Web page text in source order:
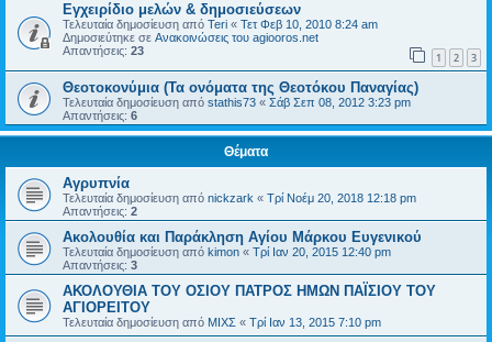
Εγχειρίδιο μελών & δημοσιεύσεων
Τελευταία δημοσίευση από Teri « Τετ Φεβ 10, 2010 8:24 am
Δημοσιεύτηκε σε Ανακοινώσεις του agiooros.net
Απαντήσεις: 23 1 2 3
Θεοτοκονύμια (Τα ονόματα της Θεοτόκου Παναγίας)
Τελευταία δημοσίευση από stathis73 « Σάβ Σεπ 08, 2012 3:23 pm
Απαντήσεις: 6
Θέματα
Aγρυπνία
Τελευταία δημοσίευση από nickzark « Τρί Νοέμ 20, 2018 12:18 pm
Απαντήσεις: 2
Ακολουθία και Παράκληση Αγίου Μάρκου Ευγενικού
Τελευταία δημοσίευση από kimon « Τρί Ιαν 20, 2015 12:40 pm
Απαντήσεις: 3
ΑΚΟΛΟΥΘΙΑ ΤΟΥ ΟΣΙΟΥ ΠΑΤΡΟΣ ΗΜΩΝ ΠΑΪΣΙΟΥ ΤΟΥ
ΑΓΙΟΡΕΙΤΟΥ
Τελευταία δημοσίευση από ΜΙΧΣ « Τρί Ιαν 13, 2015 7:10 pm